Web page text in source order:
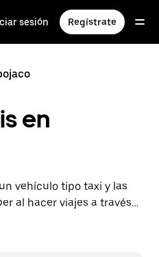
sesión Regístrate
en
vehículo tipo taxi y las
al hacer viajes a través
solicitar viajes de